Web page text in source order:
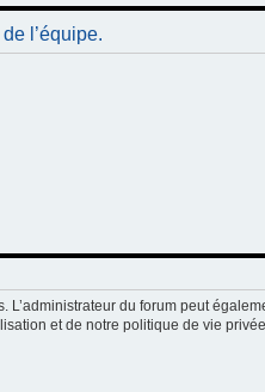
l’équipe.
du forum peut
et de notre politique de vie